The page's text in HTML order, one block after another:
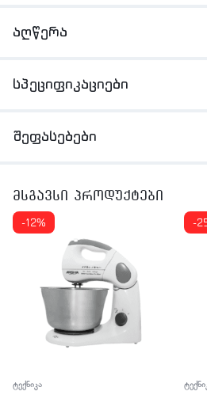
აღწერა
სპეციფიკაციები
შეფასებები
მსგავსი პროდუქტები
-12%
ტექნიკა
-